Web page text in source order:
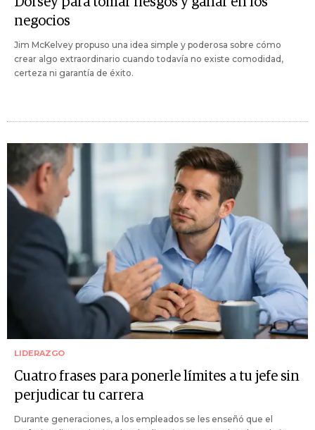
negocios
Jim McKelvey propuso una idea simple y poderosa sobre cómo
crear algo extraordinario cuando todavía no existe comodidad,
certeza ni garantía de éxito.
LIDERAZGO
Cuatro frases para ponerle límites a tu jefe sin
perjudicar tu carrera
Durante generaciones, a los empleados se les enseñó que el